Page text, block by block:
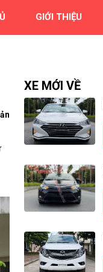
GIỚI THIỆU
XE MỚI VỀ